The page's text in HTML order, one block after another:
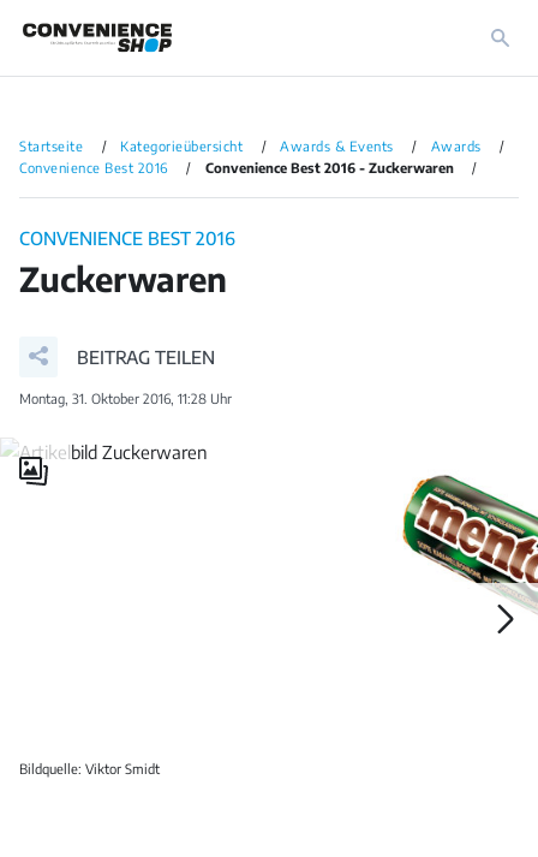
Startseite Kategorieübersicht Awards & Events
Awards
Convenience Best 2016
Convenience Best 2016 - Zuckerwaren
CONVENIENCE BEST 2016
Zuckerwaren
BEITRAG TEILEN
Montag, 31. Oktober 2016, 11:28 Uhr
Galerie
öffnen
Bildquelle: Viktor Smidt